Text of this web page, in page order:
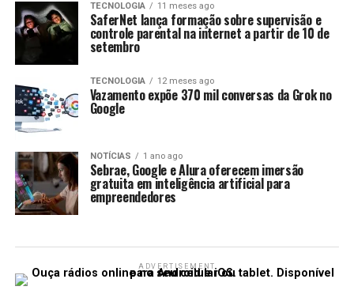
TECNOLOGIA 11 meses ago
SaferNet lança formação sobre supervisão e
controle parental na internet a partir de 10 de
setembro
TECNOLOGIA 12 meses ago
Vazamento expõe 370 mil conversas da Grok no
Google
NOTÍCIAS 1 ano ago
Sebrae, Google e Alura oferecem imersão
gratuita em inteligência artificial para
empreendedores
ADVERTISEMENT